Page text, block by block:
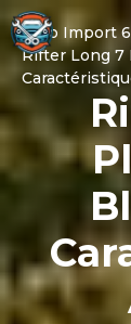
Aller
au
contenu
Auto Import
Rifter Long 7